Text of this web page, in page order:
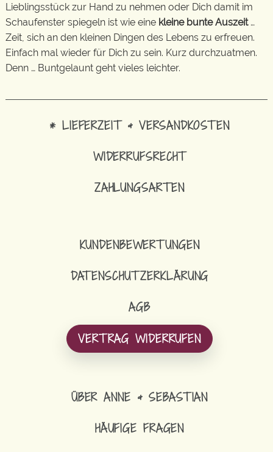
Lieblingsstück zur Hand zu nehmen oder Dich damit im
Schaufenster spiegeln ist wie eine kleine bunte Auszeit…
Zeit, sich an den kleinen Dingen des Lebens zu erfreuen.
Einfach mal wieder für Dich zu sein. Kurz durchzuatmen.
Denn … Buntgelaunt geht vieles leichter.
* LIEFERZEIT & VERSANDKOSTEN
WIDERRUFSRECHT
ZAHLUNGSARTEN
KUNDENBEWERTUNGEN
DATENSCHUTZERKLÄRUNG
AGB
VERTRAG WIDERRUFEN
ÜBER ANNE & SEBASTIAN
HÄUFIGE FRAGEN